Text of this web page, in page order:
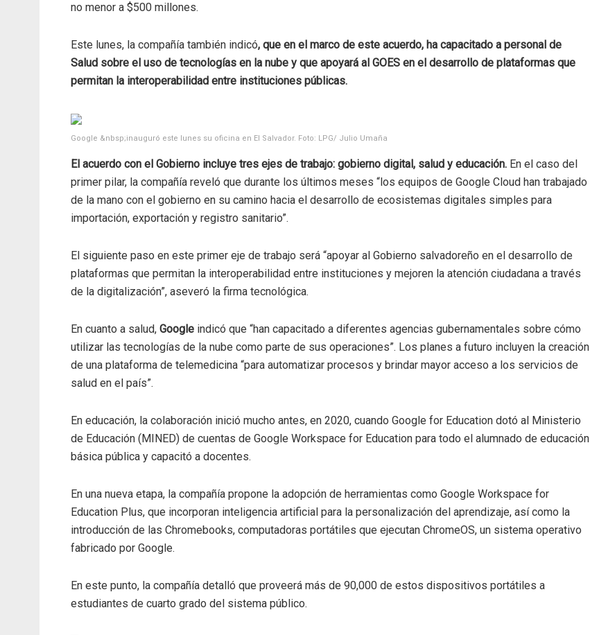
no menor a $500 millones.
Este lunes, la compañía también indicó, que en el marco de este acuerdo, ha capacitado a personal de
Salud sobre el uso de tecnologías en la nube y que apoyará al GOES en el desarrollo de plataformas que
permitan la interoperabilidad entre instituciones públicas.
Google &nbsp;inauguró este lunes su oficina en El Salvador. Foto: LPG/ Julio Umaña
El acuerdo con el Gobierno incluye tres ejes de trabajo: gobierno digital, salud y educación. En el caso del
primer pilar, la compañía reveló que durante los últimos meses “los equipos de Google Cloud han trabajado
de la mano con el gobierno en su camino hacia el desarrollo de ecosistemas digitales simples para
importación, exportación y registro sanitario”.
El siguiente paso en este primer eje de trabajo será “apoyar al Gobierno salvadoreño en el desarrollo de
plataformas que permitan la interoperabilidad entre instituciones y mejoren la atención ciudadana a través
de la digitalización”, aseveró la firma tecnológica.
En cuanto a salud, Google indicó que “han capacitado a diferentes agencias gubernamentales sobre cómo
utilizar las tecnologías de la nube como parte de sus operaciones”. Los planes a futuro incluyen la creación
de una plataforma de telemedicina “para automatizar procesos y brindar mayor acceso a los servicios de
salud en el país”.
En educación, la colaboración inició mucho antes, en 2020, cuando Google for Education dotó al Ministerio
de Educación (MINED) de cuentas de Google Workspace for Education para todo el alumnado de educación
básica pública y capacitó a docentes.
En una nueva etapa, la compañía propone la adopción de herramientas como Google Workspace for
Education Plus, que incorporan inteligencia artificial para la personalización del aprendizaje, así como la
introducción de las Chromebooks, computadoras portátiles que ejecutan ChromeOS, un sistema operativo
fabricado por Google.
En este punto, la compañía detalló que proveerá más de 90,000 de estos dispositivos portátiles a
estudiantes de cuarto grado del sistema público.